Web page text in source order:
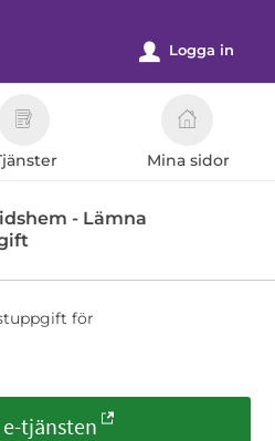
Mina sidor
u Logga in
- Lämna
för
tjänsten